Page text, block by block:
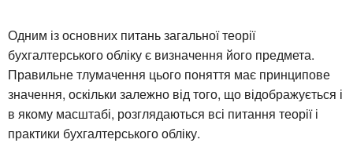
Одним із основних питань загальної теорії
бухгалтерського обліку є визначення його предмета.
Правильне тлумачення цього поняття має принципове
значення, оскільки залежно від того, що відображується і
в якому масштабі, розглядаються всі питання теорії і
практики бухгалтерського обліку.